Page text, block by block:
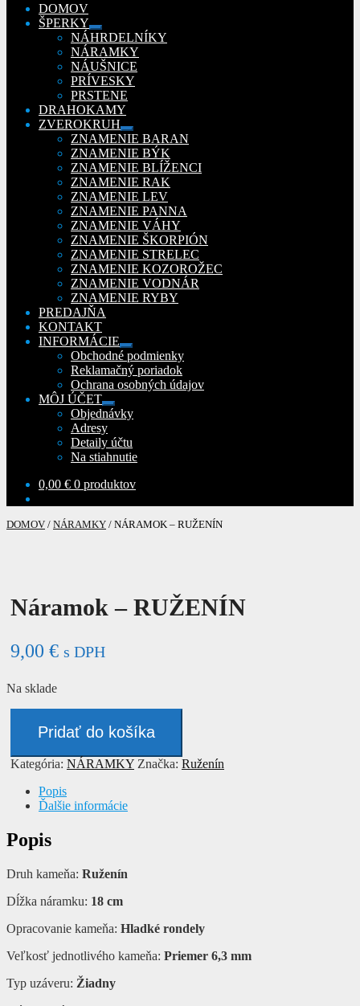
DOMOV
ŠPERKY
Rozbaliť
podradené
menu
NÁHRDELNÍKY
NÁRAMKY
NÁUŠNICE
PRÍVESKY
PRSTENE
DRAHOKAMY
ZVEROKRUH
Rozbaliť
podradené
menu
ZNAMENIE BARAN
ZNAMENIE BÝK
ZNAMENIE BLÍŽENCI
ZNAMENIE RAK
ZNAMENIE LEV
ZNAMENIE PANNA
ZNAMENIE VÁHY
ZNAMENIE ŠKORPIÓN
ZNAMENIE STRELEC
ZNAMENIE KOZOROŽEC
ZNAMENIE VODNÁR
ZNAMENIE RYBY
PREDAJŇA
KONTAKT
INFORMÁCIE
Rozbaliť
podradené
menu
Obchodné podmienky
Reklamačný poriadok
Ochrana osobných údajov
MÔJ ÚČET
Rozbaliť
podradené
Objednávky
Adresy
Detaily účtu
Na stiahnutie
0,00 € 0 produktov
DOMOV / NÁRAMKY / NÁRAMOK – RUŽENÍN
Náramok – RUŽENÍN
9,00 € s DPH
Na sklade
Náramok
RUŽENÍN
Pridať do košíka
Kategória: NÁRAMKY Značka: Ruženín
Popis
Ďalšie informácie
Popis
Druh kameňa: Ruženín
Dĺžka náramku: 18 cm
Opracovanie kameňa: Hladké rondely
Veľkosť jednotlivého kameňa: Priemer 6,3 mm
Typ uzáveru: Žiadny